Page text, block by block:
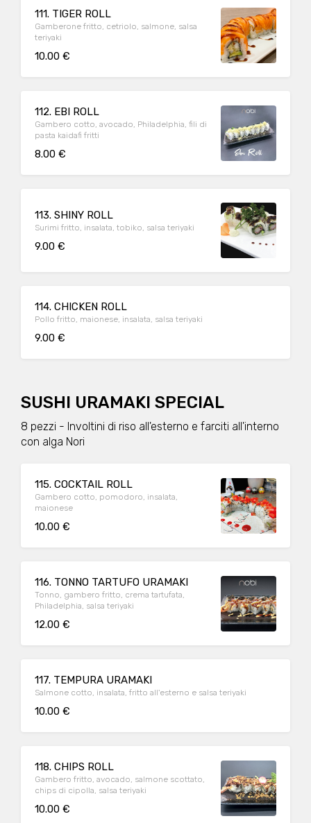
111. TIGER ROLL
Gamberone fritto, cetriolo, salmone, salsa
teriyaki
10.00 €
112. EBI ROLL
Gambero cotto, avocado, Philadelphia, fili di
pasta kaidafi fritti
8.00 €
113. SHINY ROLL
Surimi fritto, insalata, tobiko, salsa teriyaki
9.00 €
114. CHICKEN ROLL
Pollo fritto, maionese, insalata, salsa teriyaki
9.00 €
SUSHI URAMAKI SPECIAL
8 pezzi - Involtini di riso all'esterno e farciti all'interno
con alga Nori
115. COCKTAIL ROLL
Gambero cotto, pomodoro, insalata,
maionese
10.00 €
116. TONNO TARTUFO URAMAKI
Tonno, gambero fritto, crema tartufata,
Philadelphia, salsa teriyaki
12.00 €
117. TEMPURA URAMAKI
Salmone cotto, insalata, fritto all'esterno e salsa teriyaki
10.00 €
118. CHIPS ROLL
Gambero fritto, avocado, salmone scottato,
chips di cipolla, salsa teriyaki
10.00 €